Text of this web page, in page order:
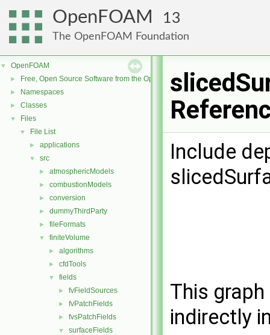
OpenFOAM 13
The OpenFOAM Foundation
▼ OpenFOAM
► Free, Open Source Software from the OpenFOAM Foundation
► Namespaces
► Classes
▼ Files
▼ File List
► applications
▼ src
► atmosphericModels
► combustionModels
► conversion
► dummyThirdParty
► fileFormats
▼ finiteVolume
► algorithms
► cfdTools
▼ fields
► fvFieldSources
► fvPatchFields
► fvsPatchFields
▼
surfaceFields
Include
This
indirectly